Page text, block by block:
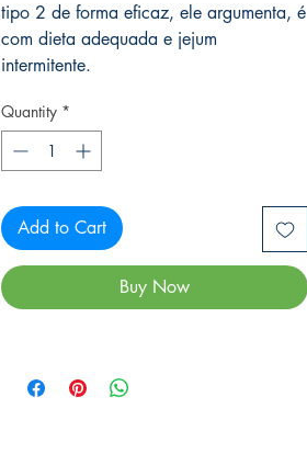
tipo 2 de forma eficaz, ele argumenta, é
com dieta adequada e jejum
intermitente.
Quantity *
Add to Cart
Buy Now